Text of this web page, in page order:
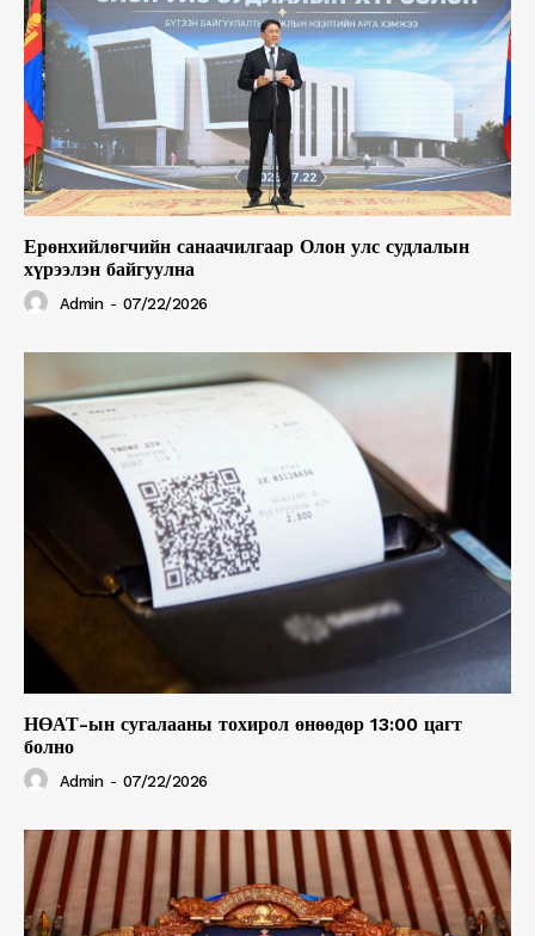
Ерөнхийлөгчийн санаачилгаар Олон улс судлалын
хүрээлэн байгуулна
Admin - 07/22/2026
НӨАТ-ын сугалааны тохирол өнөөдөр 13:00 цагт
болно
Admin - 07/22/2026